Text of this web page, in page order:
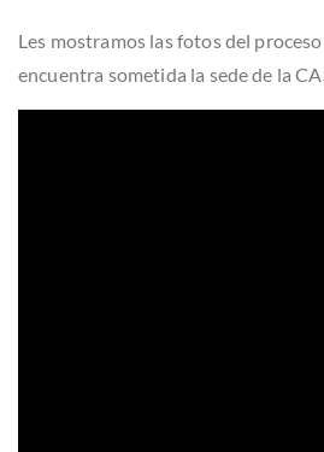
Les mostramos las fotos del
encuentra sometida la sede de la